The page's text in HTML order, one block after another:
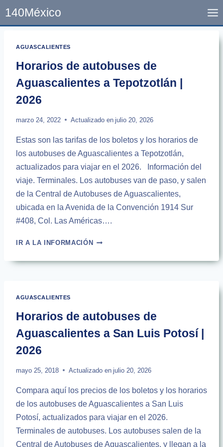
140México
AGUASCALIENTES
Horarios de autobuses de
Aguascalientes a Tepotzotlán |
2026
marzo 24, 2022 Actualizado en julio 20, 2026
Estas son las tarifas de los boletos y los horarios de
los autobuses de Aguascalientes a Tepotzotlán,
actualizados para viajar en el 2026. Información del
viaje. Terminales. Los autobuses van de paso, y salen
de la Central de Autobuses de Aguascalientes,
ubicada en la Avenida de la Convención 1914 Sur
#408, Col. Las Américas….
IR A LA INFORMACIÓNHORARIOS
AUTOBUSES
|
AGUASCALIENTES
Horarios de autobuses de
Aguascalientes a San Luis Potosí |
2026
mayo 25, 2018 Actualizado en julio 20, 2026
Compara aquí los precios de los boletos y los horarios
de los autobuses de Aguascalientes a San Luis
Potosí, actualizados para viajar en el 2026.
Terminales de autobuses. Los autobuses salen de la
Central de Autobuses de Aguascalientes, y llegan a la